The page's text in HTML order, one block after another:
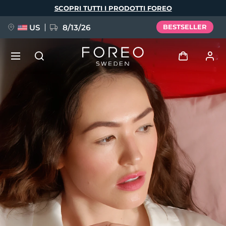
SCOPRI TUTTI I PRODOTTI FOREO
US 8/13/26 BESTSELLER
Accedi
Profilo utente
I miei dispositivi
I miei ordini
I miei indirizzi
I miei abbonamenti
FAQ™ Pure Beauty-Tech Elixir
BREAKING NEWS
issa™ Teeth Whitening Set
Lingua
English Deutsch
Español
Français
Português
Polski
Svenska
Русский
Türkçe
简体中文 繁體中文